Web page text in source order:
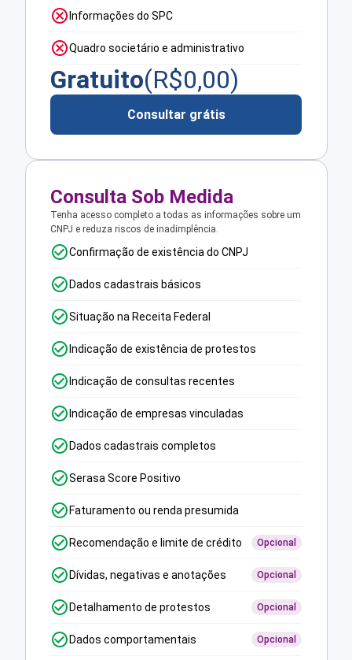
Informações do SPC
Quadro societário e administrativo
Gratuito(R$0,00)
Consultar grátis
Consulta Sob Medida
Tenha acesso completo a todas as informações sobre um
CNPJ e reduza riscos de inadimplência.
Confirmação de existência do CNPJ
Dados cadastrais básicos
Situação na Receita Federal
Indicação de existência de protestos
Indicação de consultas recentes
Indicação de empresas vinculadas
Dados cadastrais completos
Serasa Score Positivo
Faturamento ou renda presumida
Recomendação e limite de crédito Opcional
Dívidas, negativas e anotações Opcional
Detalhamento de protestos Opcional
Dados comportamentais Opcional